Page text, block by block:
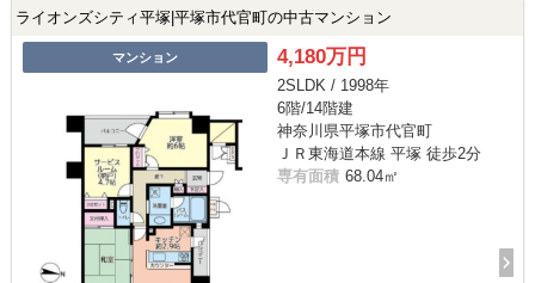
ライオンズシティ平塚|平塚市代官町の中古マンション
マンション 4,180万円
2SLDK / 1998年
6階/14階建
神奈川県平塚市代官町
ＪＲ東海道本線 平塚 徒歩2分
専有面積 68.04㎡